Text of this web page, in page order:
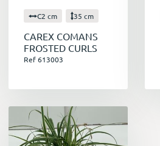
C2 cm 35 cm
CAREX COMANS
FROSTED CURLS
Ref 613003